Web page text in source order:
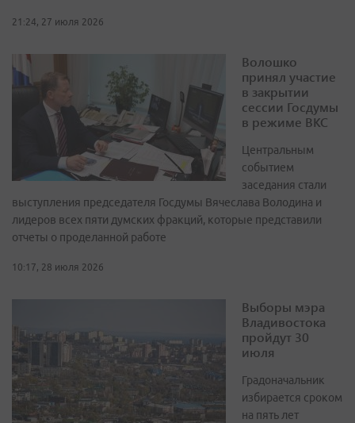
21:24, 27 июля 2026
Волошко
принял участие
в закрытии
сессии Госдумы
в режиме ВКС
Центральным
событием
заседания стали
выступления председателя Госдумы Вячеслава Володина и
лидеров всех пяти думских фракций, которые представили
отчеты о проделанной работе
10:17, 28 июля 2026
Выборы мэра
Владивостока
пройдут 30
июля
Градоначальник
избирается сроком
на пять лет